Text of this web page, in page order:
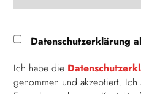
Datenschutzerklärung
Ich habe die
genommen und akzeptiert. Ich